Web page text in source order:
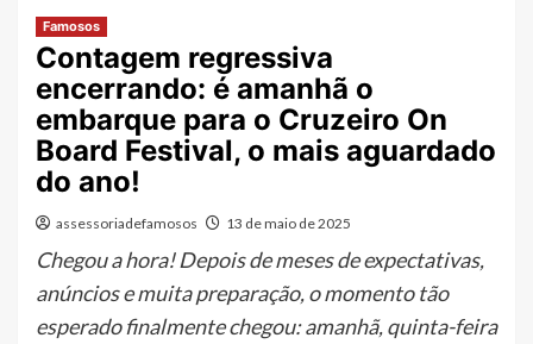
Famosos
Contagem regressiva
encerrando: é amanhã o
embarque para o Cruzeiro On
Board Festival, o mais aguardado
do ano!
assessoriadefamosos 13 de maio de 2025
Chegou a hora! Depois de meses de expectativas,
anúncios e muita preparação, o momento tão
esperado finalmente chegou: amanhã, quinta-feira